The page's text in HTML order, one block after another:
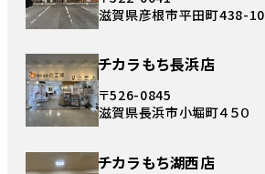
滋賀県彦根市平田町438-10
チカラもち長浜店
〒526-0845
滋賀県長浜市小堀町４５０
チカラもち湖西店